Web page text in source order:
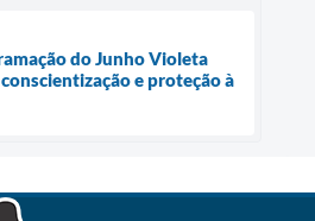
do Junho Violeta
e proteção à